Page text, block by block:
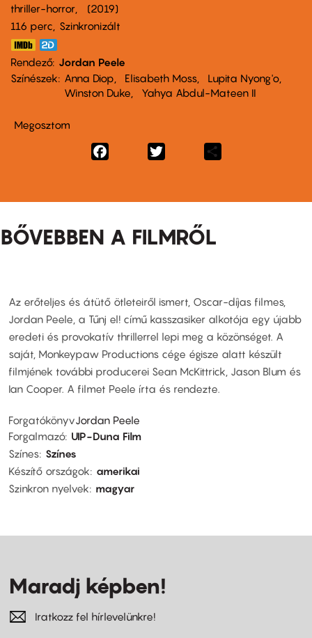
thriller-horror
2019
116 perc,
Szinkronizált
Rendező Jordan Peele
Színészek
Anna Diop Elisabeth Moss
Lupita Nyong'o
Winston Duke
Yahya Abdul-Mateen II
Megosztom
Facebook
BŐVEBBEN A FILMRŐL
Az erőteljes és átütő ötleteiről ismert, Oscar-díjas filmes,
Jordan Peele, a Tűnj el! című kasszasiker alkotója egy újabb
eredeti és provokatív thrillerrel lepi meg a közönséget. A
saját, Monkeypaw Productions cége égisze alatt készült
filmjének további producerei Sean McKittrick, Jason Blum és
Ian Cooper. A filmet Peele írta és rendezte.
ForgatókönyvJordan Peele
Forgalmazó UIP-Duna Film
Színes Színes
Készítő országok
amerikai
Szinkron nyelvek
magyar
Maradj képben!
Iratkozz fel hírlevelünkre!